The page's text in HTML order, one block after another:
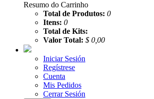
Resumo do Carrinho
Total de Produtos: 0
Itens: 0
Total de Kits:
Valor Total: $ 0,00
Iniciar Sesión
Regístrese
Cuenta
Mis Pedidos
Cerrar Sesión